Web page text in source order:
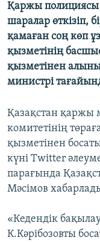
Қаржы полициясы
шаралар өткізіп,
қамаған соң көп
қызметінің
қызметінен
министрі
Қазақстан қаржы
комитетінің
қызметінен
күні Twitter
парағында
Мәсімов
«Кедендік
К.Кәрібозовты